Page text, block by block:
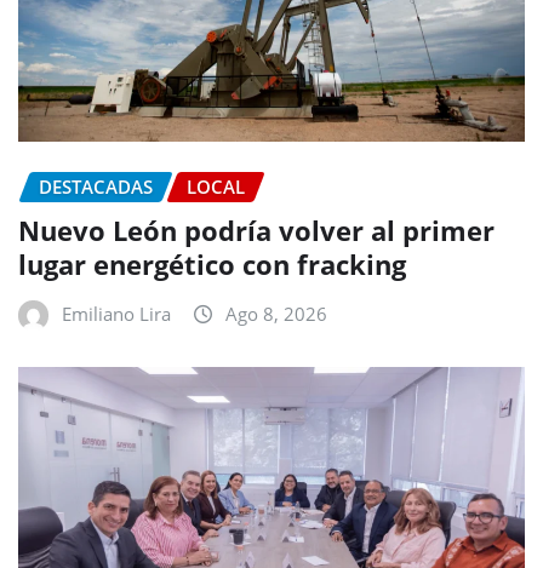
DESTACADAS LOCAL
Nuevo León podría volver al primer
lugar energético con fracking
Emiliano Lira Ago 8, 2026